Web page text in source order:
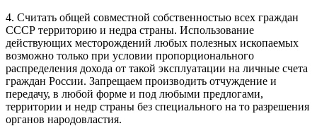
4. Считать общей совместной собственностью всех граждан
СССР территорию и недра страны. Использование
действующих месторождений любых полезных ископаемых
возможно только при условии пропорционального
распределения дохода от такой эксплуатации на личные счета
граждан России. Запрещаем производить отчуждение и
передачу, в любой форме и под любыми предлогами,
территории и недр страны без специального на то разрешения
органов народовластия.